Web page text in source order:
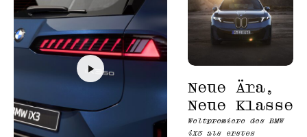
Neue Ära,
Neue Klasse
Weltpremiere des BMW
iX3 als erstes